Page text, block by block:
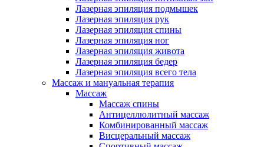
Лазерная эпиляция подмышек
Лазерная эпиляция рук
Лазерная эпиляция спины
Лазерная эпиляция ног
Лазерная эпиляция живота
Лазерная эпиляция бедер
Лазерная эпиляция всего тела
Массаж и мануальная терапия
Массаж
Массаж спины
Антицеллюлитный массаж
Комбинированный массаж
Висцеральный массаж